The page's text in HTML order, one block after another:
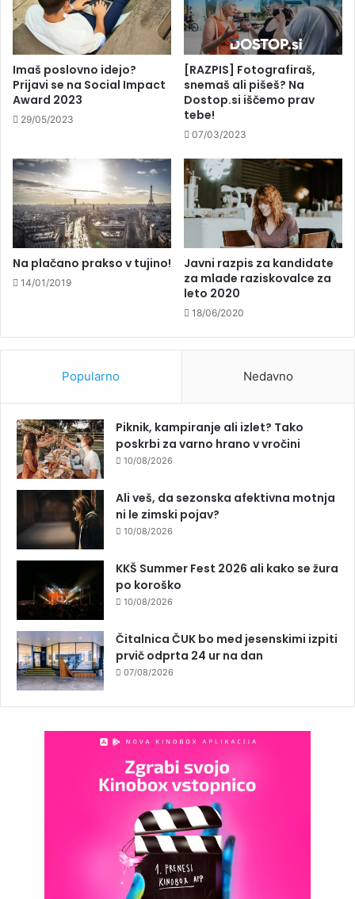
Imaš poslovno idejo?
Prijavi se na Social Impact
Award 2023
29/05/2023
[RAZPIS] Fotografiraš,
snemaš ali pišeš? Na
Dostop.si iščemo prav
tebe!
07/03/2023
Na plačano prakso v tujino!
14/01/2019
Javni razpis za kandidate
za mlade raziskovalce za
leto 2020
18/06/2020
Popularno Nedavno
Piknik, kampiranje ali izlet? Tako
poskrbi za varno hrano v vročini
10/08/2026
Ali veš, da sezonska afektivna motnja
ni le zimski pojav?
10/08/2026
KKŠ Summer Fest 2026 ali kako se žura
po koroško
10/08/2026
Čitalnica ČUK bo med jesenskimi izpiti
prvič odprta 24 ur na dan
07/08/2026